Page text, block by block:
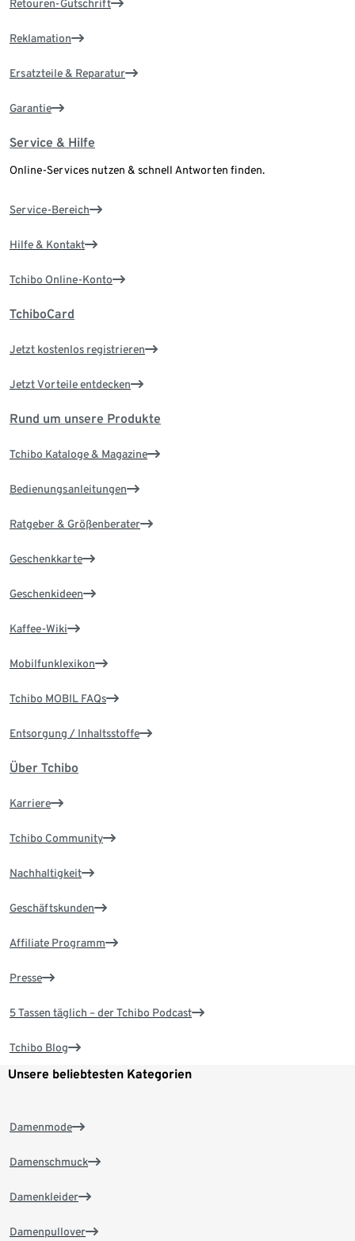
Retouren-Gutschrift
Reklamation
Ersatzteile & Reparatur
Garantie
Service & Hilfe
Online-Services nutzen & schnell Antworten finden.
Service-Bereich
Hilfe & Kontakt
Tchibo Online-Konto
TchiboCard
Jetzt kostenlos registrieren
Jetzt Vorteile entdecken
Rund um unsere Produkte
Tchibo Kataloge & Magazine
Bedienungsanleitungen
Ratgeber & Größenberater
Geschenkkarte
Geschenkideen
Kaffee-Wiki
Mobilfunklexikon
Tchibo MOBIL FAQs
Entsorgung / Inhaltsstoffe
Über Tchibo
Karriere
Tchibo Community
Nachhaltigkeit
Geschäftskunden
Affiliate Programm
Presse
5 Tassen täglich – der Tchibo Podcast
Tchibo Blog
Unsere beliebtesten Kategorien
Damenmode
Damenschmuck
Damenkleider
Damenpullover